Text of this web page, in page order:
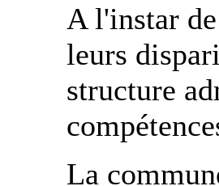
A l'instar
leurs
structure
La